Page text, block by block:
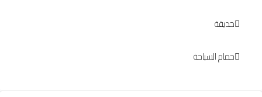
حديقة
حمام السباحة